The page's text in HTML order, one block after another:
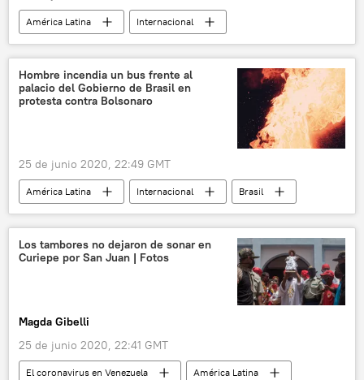
América Latina
Internacional
Alberto Fernández
Argentina
noticias
Hombre incendia un bus frente al
palacio del Gobierno de Brasil en
protesta contra Bolsonaro
25 de junio 2020, 22:49 GMT
América Latina Internacional
Brasil
Jair Bolsonaro
protestas
incendio
noticias
Los tambores no dejaron de sonar en
Curiepe por San Juan | Fotos
Magda Gibelli
25 de junio 2020, 22:41 GMT
El coronavirus en Venezuela
América Latina